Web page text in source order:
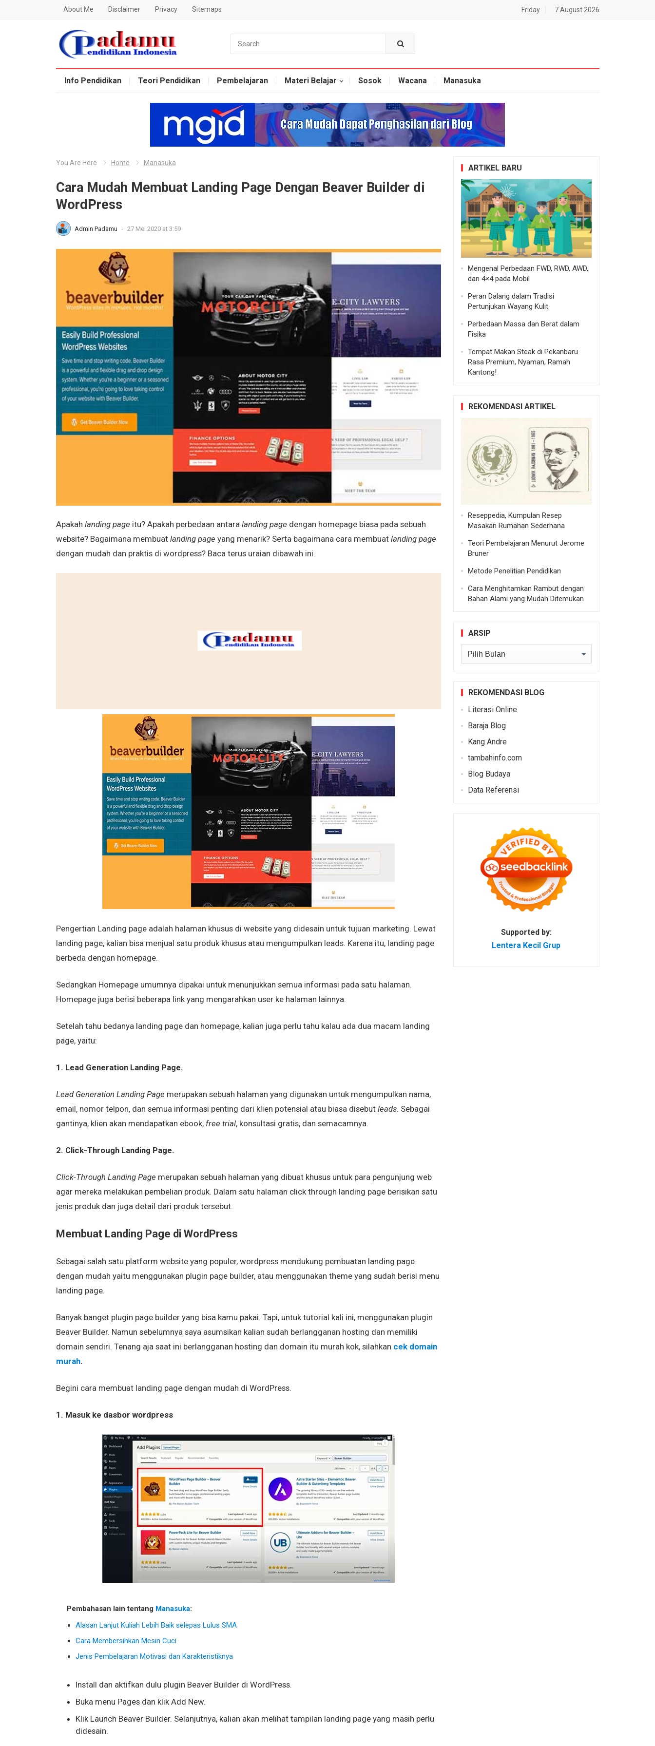
About Me Disclaimer Privacy Sitemaps Friday 7 August 2026
Blog Padamu
Info Pendidikan
Teori Pendidikan Pembelajaran Materi Belajar Sosok Wacana Manasuka
You Are Here Home Manasuka
Cara Mudah Membuat Landing Page Dengan Beaver Builder di
WordPress
Admin Padamu - 27 Mei 2020 at 3:59
Apakah landing page itu? Apakah perbedaan antara landing page dengan homepage biasa pada sebuah
website? Bagaimana membuat landing page yang menarik? Serta bagaimana cara membuatlanding page
dengan mudah dan praktis di wordpress? Baca terus uraian dibawah ini.
Pengertian Landing page adalah halaman khusus di website yang didesain untuk tujuan marketing. Lewat
landing page, kalian bisa menjual satu produk khusus atau mengumpulkan leads. Karena itu, landing page
berbeda dengan homepage.
Sedangkan Homepage umumnya dipakai untuk menunjukkan semua informasi pada satu halaman.
Homepage juga berisi beberapa link yang mengarahkan user ke halaman lainnya.
Setelah tahu bedanya landing page dan homepage, kalian juga perlu tahu kalau ada dua macam landing
page, yaitu:
1. Lead Generation Landing Page.
Lead Generation Landing Page merupakan sebuah halaman yang digunakan untuk mengumpulkan nama,
email, nomor telpon, dan semua informasi penting dari klien potensial atau biasa disebut leads. Sebagai
gantinya, klien akan mendapatkan ebook,free trial, konsultasi gratis, dan semacamnya.
2. Click-Through Landing Page.
Click-Through Landing Page merupakan sebuah halaman yang dibuat khusus untuk para pengunjung web
agar mereka melakukan pembelian produk. Dalam satu halaman click through landing page berisikan satu
jenis produk dan juga detail dari produk tersebut.
Membuat Landing Page di WordPress
Sebagai salah satu platform website yang populer, wordpress mendukung pembuatan landing page
dengan mudah yaitu menggunakan plugin page builder, atau menggunakan theme yang sudah berisi menu
landing page.
Banyak banget plugin page builder yang bisa kamu pakai. Tapi, untuk tutorial kali ini, menggunakan plugin
Beaver Builder. Namun sebelumnya saya asumsikan kalian sudah berlangganan hosting dan memiliki
domain sendiri. Tenang aja saat ini berlangganan hosting dan domain itu murah kok, silahkan cek domain
murah.
Begini cara membuat landing page dengan mudah di WordPress.
1. Masuk ke dasbor wordpress
Pembahasan lain tentang Manasuka:
Alasan Lanjut Kuliah Lebih Baik selepas Lulus SMA
Cara Membersihkan Mesin Cuci
Jenis Pembelajaran Motivasi dan Karakteristiknya
Install dan aktifkan dulu plugin Beaver Builder di WordPress.
Buka menu Pages dan klik Add New.
Klik Launch Beaver Builder. Selanjutnya, kalian akan melihat tampilan landing page yang masih perlu
didesain.
ARTIKEL BARU
Mengenal Perbedaan FWD, RWD, AWD,
dan 4×4 pada Mobil
Peran Dalang dalam Tradisi
Pertunjukan Wayang Kulit
Perbedaan Massa dan Berat dalam
Fisika
Tempat Makan Steak di Pekanbaru
Rasa Premium, Nyaman, Ramah
Kantong!
REKOMENDASI ARTIKEL
Reseppedia, Kumpulan Resep
Masakan Rumahan Sederhana
Teori Pembelajaran Menurut Jerome
Bruner
Metode Penelitian Pendidikan
Cara Menghitamkan Rambut dengan
Bahan Alami yang Mudah Ditemukan
ARSIP
Arsip
REKOMENDASI BLOG
Literasi Online
Baraja Blog
Kang Andre
tambahinfo.com
Blog Budaya
Data Referensi
Supported by:
Lentera Kecil Grup